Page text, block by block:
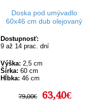
Doska pod umývadlo
60x46 cm dub olejovaný
Dostupnosť:
9 až 14 prac. dní
Výška: 2,5 cm
Šírka: 60 cm
Hĺbka: 46 cm
79,00€ 63,40€